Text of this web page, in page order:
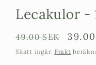
o
Lecakulor -
Ordinarie
pris
49.00 SEK
Skatt ingår. Frakt